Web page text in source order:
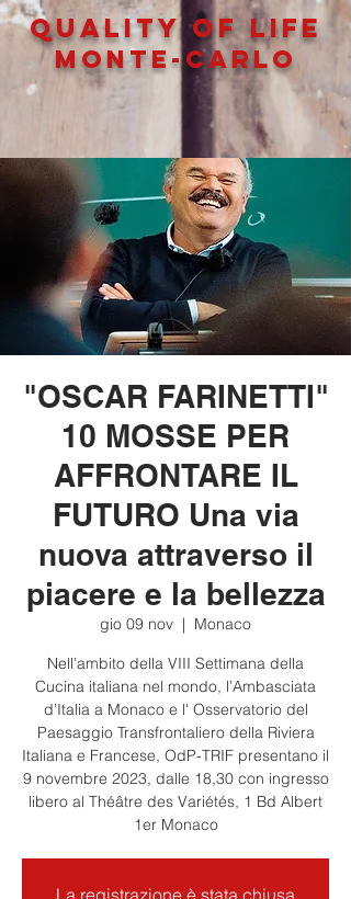
QUALITY OF LIFe
MONTE-CARLO
"OSCAR FARINETTI"
10 MOSSE PER
AFFRONTARE IL
FUTURO Una via
nuova attraverso il
piacere e la bellezza
gio 09 nov
  |
Monaco
Nell’ambito della VIII Settimana della
Cucina italiana nel mondo, l’Ambasciata
d’Italia a Monaco e l' Osservatorio del
Paesaggio Transfrontaliero della Riviera
Italiana e Francese, OdP-TRIF presentano il
9 novembre 2023, dalle 18,30 con ingresso
libero al Théâtre des Variétés, 1 Bd Albert
1er Monaco
La registrazione è stata chiusa